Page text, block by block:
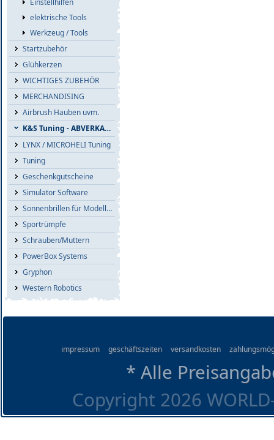
Einstellhilfen
elektrische Tools
Werkzeug / Tools
Startzubehör
Glühkerzen
WICHTIGES ZUBEHÖR
MERCHANDISING
Airbrush Hauben uvm.
K&S Tuning - ABVERKAUF
LYNX / MICROHELI Tuning
Tuning
Geschenkgutscheine
Simulator Software
Sonnenbrillen für Modellflieger
Sportrümpfe
Schrauben/Muttern
PowerBox Systems
Gryphon
Western Robotics
impressum geschäftszeiten versandkosten
* Alle
Copyright 2026